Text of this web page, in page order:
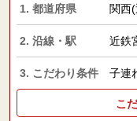
1. 都道府県 関西
2. 沿線・駅 近鉄
3. こだわり条件 子連
こ